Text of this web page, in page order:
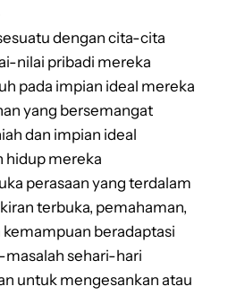
dengan cita-cita
nilai pribadi mereka
pada impian ideal mereka
yang bersemangat
dan impian ideal
hidup mereka
perasaan yang terdalam
terbuka, pemahaman,
beradaptasi
masalah sehari-hari
untuk mengesankan atau